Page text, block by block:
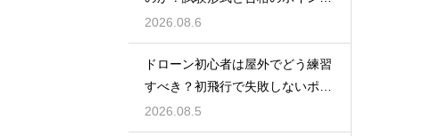
を解説
2026.08.6
ドローン初心者は屋外でどう練習
すべき？初飛行で失敗しないポイ
ント
2026.08.5